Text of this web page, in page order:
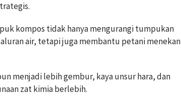
kompos tidak hanya mengurangi tumpukan
air, tetapi juga membantu petani menekan
menjadi lebih gembur, kaya unsur hara, dan
zat kimia berlebih.